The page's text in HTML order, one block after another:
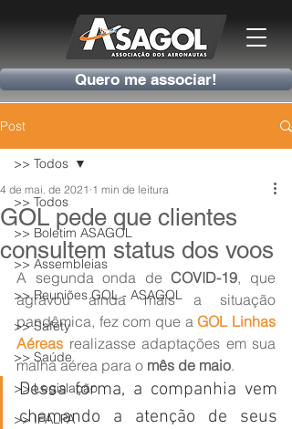
Quero me associar!
Post
>> Todos
>> Boletim ASAGOL
>> Assembleias
>> Reuniões GOL - ASAGOL
>> Safety
>> Saúde
>> Legislação
>> IFALPA
>> Todos
GOL pede que clientes
consultem status dos voos
4 de mai. de 2021 1 min de leitura
A segunda onda de COVID-19, que
agravou ainda mais a situação
pandêmica, fez com que a GOL Linhas
Aéreas realizasse adaptações em sua
malha aérea para o mês de maio.
Dessa forma, a companhia vem
chamando a atenção de seus